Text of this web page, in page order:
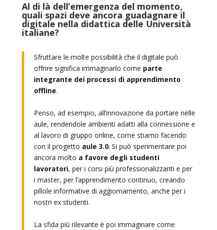
Al di là dell’emergenza del momento,
quali spazi deve ancora guadagnare il
digitale nella didattica delle Università
italiane?
Sfruttare le molte possibilità che il digitale può
offrire significa immaginarlo come parte
integrante dei processi di apprendimento
offline.
Penso, ad esempio, all’innovazione da portare nelle
aule, rendendole ambienti adatti alla connessione e
al lavoro di gruppo online, come stiamo facendo
con il progetto aule 3.0. Si può sperimentare poi
ancora molto a favore degli studenti
lavoratori, per i corsi più professionalizzanti e per
i master, per l’apprendimento continuo, creando
pillole informative di aggiornamento, anche per i
nostri ex studenti.
La sfida più rilevante è poi immaginare come